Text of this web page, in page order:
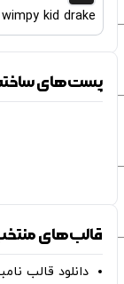
wimpy kid drake
پست‌های ساخته
قالب‌های
دانلود قالب